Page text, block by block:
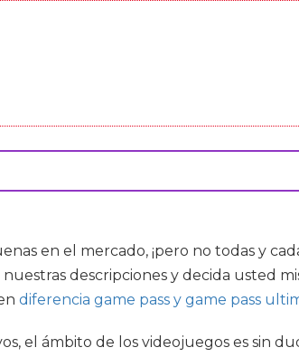
en el mercado, ¡pero no todas y
descripciones y decida usted
diferencia game pass y game pass
el ámbito de los videojuegos es sin